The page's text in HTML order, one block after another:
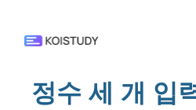
정수 세 개 입